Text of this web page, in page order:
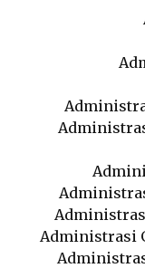
Administrasi